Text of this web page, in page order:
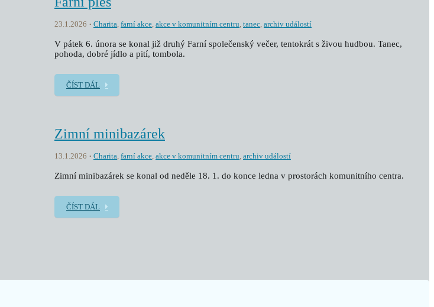
23.1.2026 Charita, farní akce, akce v komunitním centru, tanec, archiv událostí
V pátek 6. února se konal již druhý Farní společenský večer, tentokrát s živou hudbou. Tanec,
pohoda, dobré jídlo a pití, tombola.
ČÍST DÁL
Zimní minibazárek
13.1.2026 Charita, farní akce, akce v komunitním centru, archiv událostí
Zimní minibazárek se konal od neděle 18. 1. do konce ledna v prostorách komunitního centra.
ČÍST DÁL